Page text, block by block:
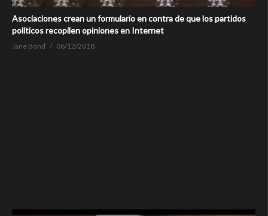
Asociaciones crean un formulario en contra de que los partidos
políticos recopilen opiniones en Internet
Jane Bond 06/12/2018